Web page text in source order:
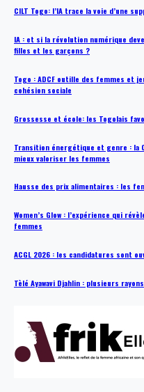
CILT Togo: l’IA trace la voie d’une
IA : et si la révolution numérique
filles et les garçons ?
Togo : ADCF outille des femmes et
cohésion sociale
Grossesse et école: les Togolais
Transition énergétique et genre : la
mieux valoriser les femmes
Hausse des prix alimentaires : les
Women’s Glow : l’expérience qui
femmes
ACGL 2026 : les candidatures sont
Tèlé Ayawavi Djahlin : plusieurs